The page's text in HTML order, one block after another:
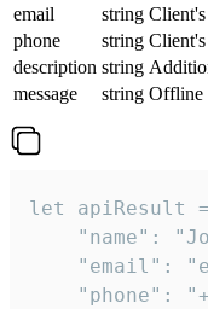
email
string
phone
string
description string
message
string Offline
let apiResult
"name":
"email":
"phone":